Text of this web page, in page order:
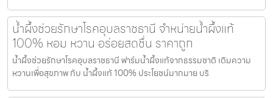
น้ำผึ้งช่วยรักษาโรคอุบลราชธานี จำหน่ายน้ำผึ้งแท้
100% หอม หวาน อร่อยสดชื่น ราคาถูก
น้ำผึ้งช่วยรักษาโรคอุบลราชธานี ฟาร์มน้ำผึ้งแท้จากธรรมชาติ เติมความ
หวานเพื่อสุขภาพ กับ น้ำผึ้งแท้ 100% ประโยชน์มากมาย บริ